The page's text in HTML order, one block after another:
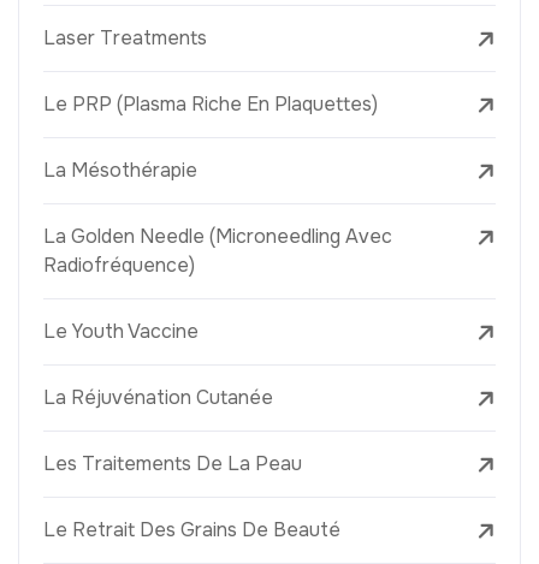
Laser Treatments
Le PRP (Plasma Riche En Plaquettes)
La Mésothérapie
La Golden Needle (Microneedling Avec
Radiofréquence)
Le Youth Vaccine
La Réjuvénation Cutanée
Les Traitements De La Peau
Le Retrait Des Grains De Beauté